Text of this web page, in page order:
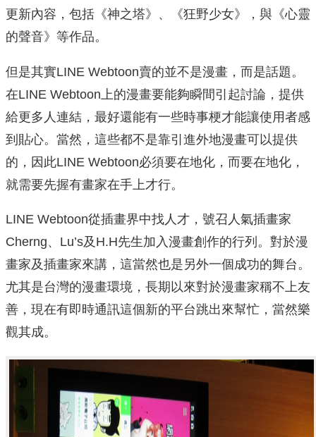
更新內容，包括《神之塔》、《狂野少女》，與《心靈
的聲音》等作品。
但是其實LINE Webtoon賣的並不是漫畫，而是話題。
在LINE Webtoon上的漫畫要能夠瞬間引起討論，提供
給更多人連結，最好還能有一些時事梗才能讓使用者感
到貼心。當然，這些都不是靠引進外地漫畫可以提供
的，因此LINE Webtoon必須要在地化，而要在地化，
就需要先握有畫家在手上才行。
LINE Webtoon從插畫界中找人才，號召人氣插畫家
Cherng、Lu’s及H.H先生加入漫畫創作的行列。對於漫
畫家及插畫家來講，這當然也是另外一個成功的舞台。
尤其是台灣的漫畫環境，長期以來對於漫畫家稱不上友
善，現在有即時通訊這個新的平台跳出來幫忙，當然樂
觀其成。